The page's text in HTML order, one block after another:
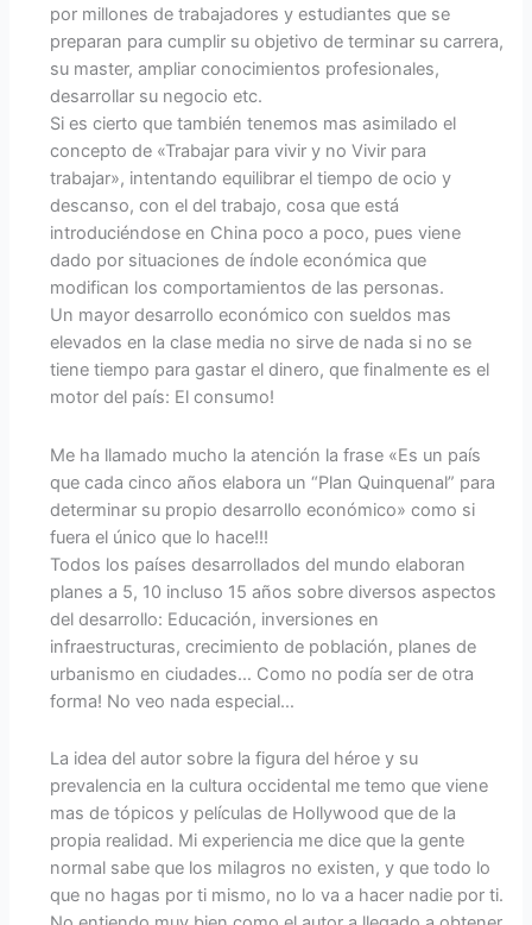
por millones de trabajadores y estudiantes que se
preparan para cumplir su objetivo de terminar su carrera,
su master, ampliar conocimientos profesionales,
desarrollar su negocio etc.
Si es cierto que también tenemos mas asimilado el
concepto de «Trabajar para vivir y no Vivir para
trabajar», intentando equilibrar el tiempo de ocio y
descanso, con el del trabajo, cosa que está
introduciéndose en China poco a poco, pues viene
dado por situaciones de índole económica que
modifican los comportamientos de las personas.
Un mayor desarrollo económico con sueldos mas
elevados en la clase media no sirve de nada si no se
tiene tiempo para gastar el dinero, que finalmente es el
motor del país: El consumo!
Me ha llamado mucho la atención la frase «Es un país
que cada cinco años elabora un “Plan Quinquenal” para
determinar su propio desarrollo económico» como si
fuera el único que lo hace!!!
Todos los países desarrollados del mundo elaboran
planes a 5, 10 incluso 15 años sobre diversos aspectos
del desarrollo: Educación, inversiones en
infraestructuras, crecimiento de población, planes de
urbanismo en ciudades… Como no podía ser de otra
forma! No veo nada especial…
La idea del autor sobre la figura del héroe y su
prevalencia en la cultura occidental me temo que viene
mas de tópicos y películas de Hollywood que de la
propia realidad. Mi experiencia me dice que la gente
normal sabe que los milagros no existen, y que todo lo
que no hagas por ti mismo, no lo va a hacer nadie por ti.